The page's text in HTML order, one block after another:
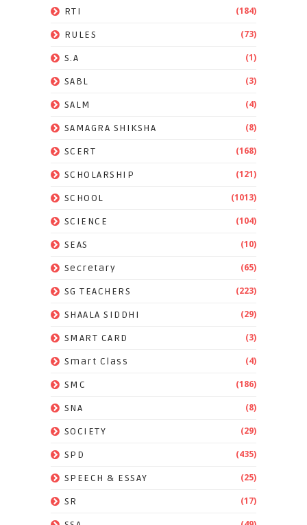
RTI (184)
RULES (73)
S.A (1)
SABL (3)
SALM (4)
SAMAGRA SHIKSHA (8)
SCERT (168)
SCHOLARSHIP (121)
SCHOOL (1013)
SCIENCE (104)
SEAS (10)
Secretary (65)
SG TEACHERS (223)
SHAALA SIDDHI (29)
SMART CARD (3)
Smart Class (4)
SMC (186)
SNA (8)
SOCIETY (29)
SPD (435)
SPEECH & ESSAY (25)
SR (17)